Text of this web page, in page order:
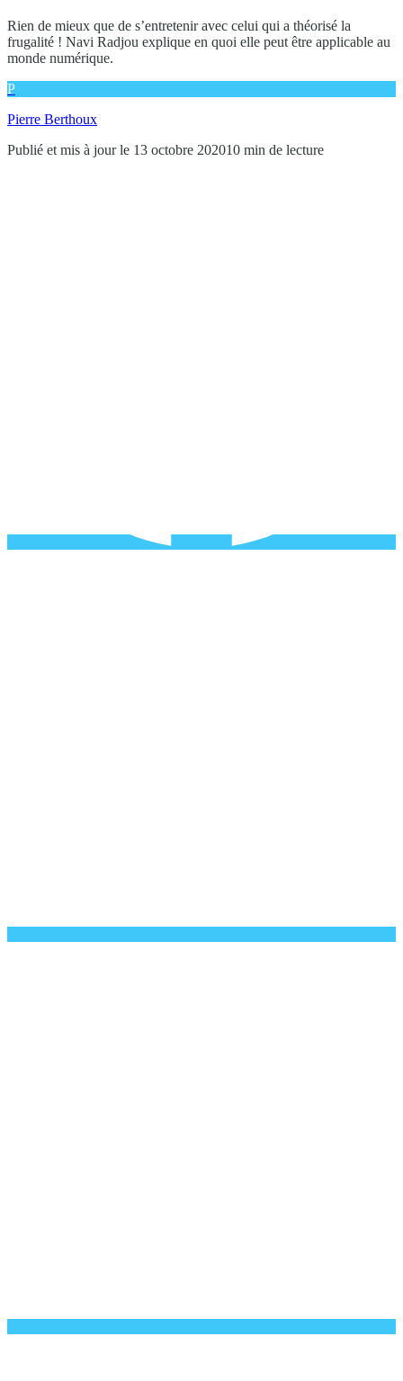
Rien de mieux que de s’entretenir avec celui qui a théorisé la
frugalité ! Navi Radjou explique en quoi elle peut être applicable au
monde numérique.
P
Pierre Berthoux
Publié et mis à jour le 13 octobre 202010 min de lecture